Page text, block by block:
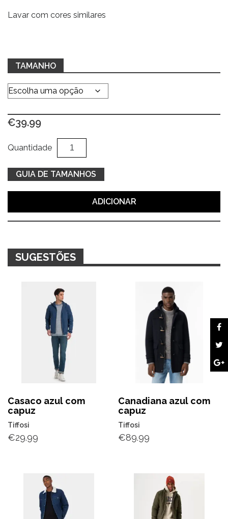
Lavar com cores similares
TAMANHO
€39.99
Quantidade
Quantidade
de
Blusão
camel
GUIA DE TAMANHOS
ADICIONAR
SUGESTÕES
Casaco azul com
capuz
Tiffosi
€29.99
Canadiana azul com
capuz
Tiffosi
€89.99